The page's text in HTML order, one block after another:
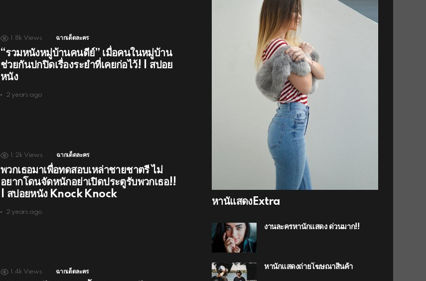
1.8k Views ฉากเด็ดละคร
“รวมหนังหมู่บ้านคนดีย์” เมื่อคนในหมู่บ้าน
ช่วยกันปกปิดเรื่องระยำที่เคยก่อไว้! | สปอย
หนัง
2 years ago
1.2k Views ฉากเด็ดละคร
พวกเธอมาเพื่อทดสอบเหล่าชายชาตรี ไม่
อยากโดนจัดหนักอย่าเปิดประตูรับพวกเธอ!!
| สปอยหนัง Knock Knock
2 years ago
1.4k Views ฉากเด็ดละคร
หานัแสดงExtra
งานละครหานักแสดง ด่วนมาก!!
หานักแสดงถ่ายโฆษณาสินค้า